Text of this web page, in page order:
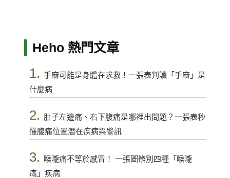
Heho 熱門文章
1. 手麻可能是身體在求救！一張表判讀「手麻」是
什麼病
2. 肚子左邊痛、右下腹痛是哪裡出問題？一張表秒
懂腹痛位置潛在疾病與警訊
3.
喉嚨痛不等於感冒！ 一張圖辨別四種「喉嚨
痛」疾病